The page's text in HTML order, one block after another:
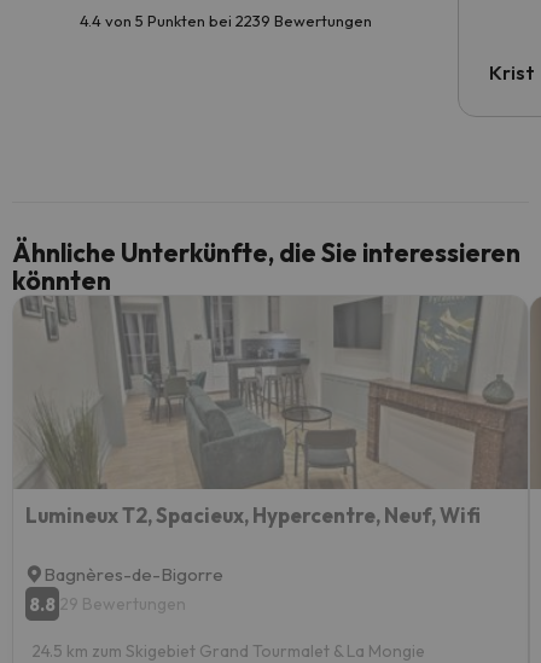
4.4 von 5 Punkten bei 2239 Bewertungen
Krist
Ähnliche Unterkünfte, die Sie interessieren
könnten
Lumineux T2, Spacieux, Hypercentre, Neuf, Wifi
Bagnères-de-Bigorre
8.8 29 Bewertungen
24.5 km zum Skigebiet Grand Tourmalet & La Mongie